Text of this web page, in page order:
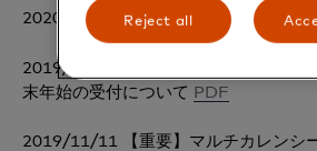
2020/01/30 【重要】入金方法のご案
2019/12/02 【重要】キャッシュパス
末年始の受付について PDF
2019/11/11 【重要】マルチカレンシ
Reject all